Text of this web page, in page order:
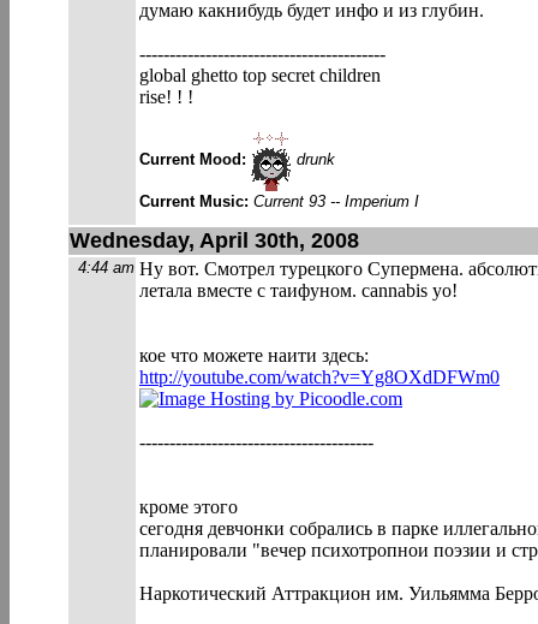
думаю какнибудь будет инфо и из глубин.
-----------------------------------------
global ghetto top secret children
rise! ! !
Current Mood: drunk
Current Music: Current 93 -- Imperium I
Wednesday, April 30th, 2008
4:44 am Ну вот. Смотрел турецкого Супермена.
летала вместе с таифуном. cannabis yo!
кое что можете наити здесь:
http://youtube.com/watch?v=Yg8OXdDFWm0
---------------------------------------
кроме этого
сегодня девчонки собрались в парке
планировали "вечер психотропнои поэзии и
Наркотический Аттракцион им. Уильямма